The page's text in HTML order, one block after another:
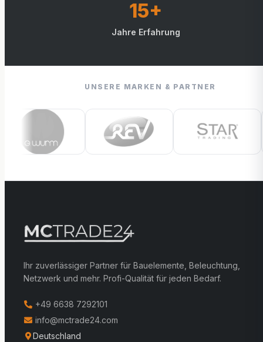
15+
Jahre Erfahrung
UNSERE MARKEN & PARTNER
Ihr zuverlässiger Partner für Bauelemente, Beleuchtung,
Netzwerk und mehr. Profi-Qualität für jeden Bedarf.
+49 6638 7292101
info@mctrade24.com
Deutschland